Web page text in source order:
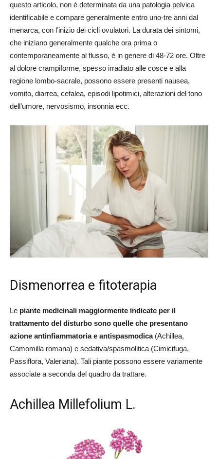
questo articolo, non è determinata da una patologia pelvica
identificabile e compare generalmente entro uno-tre anni dal
menarca, con l’inizio dei cicli ovulatori. La durata dei sintomi,
che iniziano generalmente qualche ora prima o
contemporaneamente al flusso, è in genere di 48-72 ore. Oltre
al dolore crampiforme, spesso irradiato alle cosce e alla
regione lombo-sacrale, possono essere presenti nausea,
vomito, diarrea, cefalea, episodi lipotimici, alterazioni del tono
dell’umore, nervosismo, insonnia ecc.
Dismenorrea e fitoterapia
Le piante medicinali maggiormente indicate per il
trattamento del disturbo sono quelle che presentano
azione antinfiammatoria e antispasmodica(Achillea,
Camomilla romana) e sedativa/spasmolitica (Cimicifuga,
Passiflora, Valeriana). Tali piante possono essere variamente
associate a seconda del quadro da trattare.
Achillea Millefolium L.